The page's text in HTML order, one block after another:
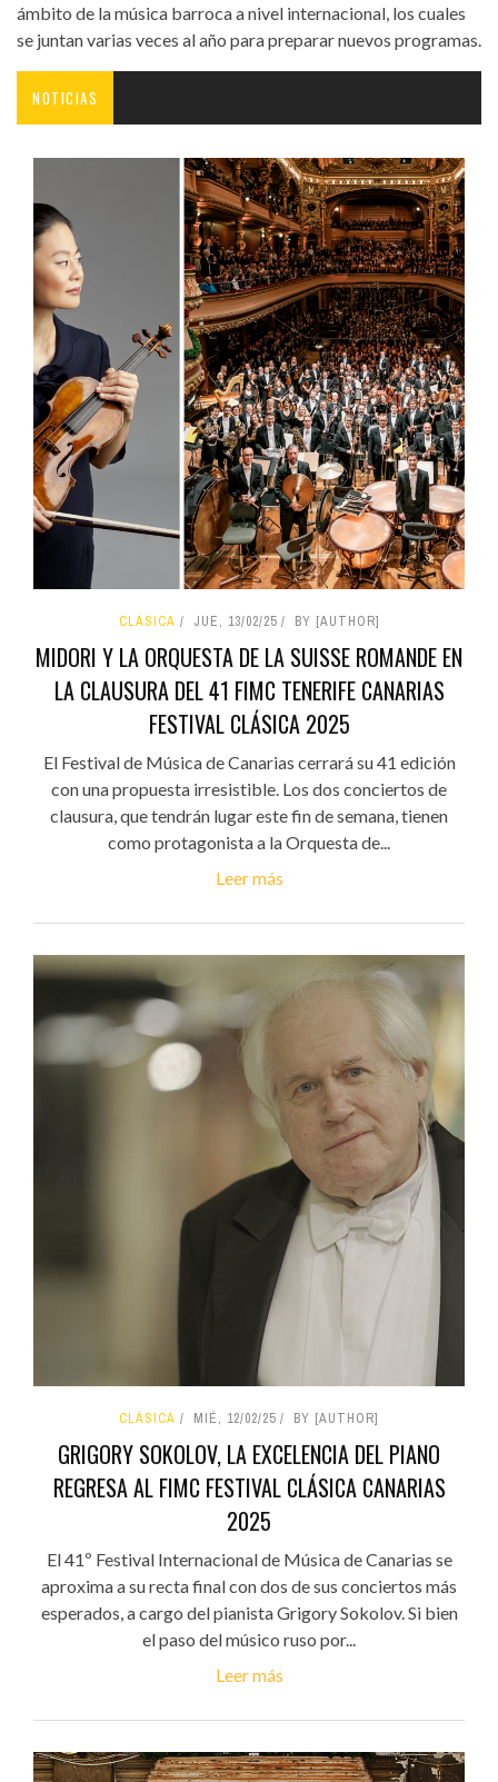
ámbito de la música barroca a nivel internacional, los cuales
se juntan varias veces al año para preparar nuevos programas.
NOTICIAS
CLÁSICA JUE, 13/02/25 BY [AUTHOR]
MIDORI Y LA ORQUESTA DE LA SUISSE ROMANDE EN
LA CLAUSURA DEL 41 FIMC TENERIFE CANARIAS
FESTIVAL CLÁSICA 2025
El Festival de Música de Canarias cerrará su 41 edición
con una propuesta irresistible. Los dos conciertos de
clausura, que tendrán lugar este fin de semana, tienen
como protagonista a la Orquesta de...
Leer más
CLÁSICA MIÉ, 12/02/25 BY [AUTHOR]
GRIGORY SOKOLOV, LA EXCELENCIA DEL PIANO
REGRESA AL FIMC FESTIVAL CLÁSICA CANARIAS
2025
El 41º Festival Internacional de Música de Canarias se
aproxima a su recta final con dos de sus conciertos más
esperados, a cargo del pianista Grigory Sokolov. Si bien
el paso del músico ruso por...
Leer más